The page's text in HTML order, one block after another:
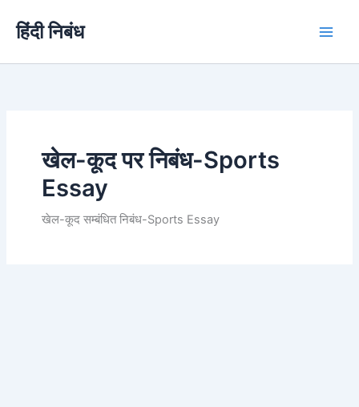
हिंदी निबंध
खेल-कूद पर निबंध-Sports
Essay
खेल-कूद सम्बंधित निबंध-Sports Essay